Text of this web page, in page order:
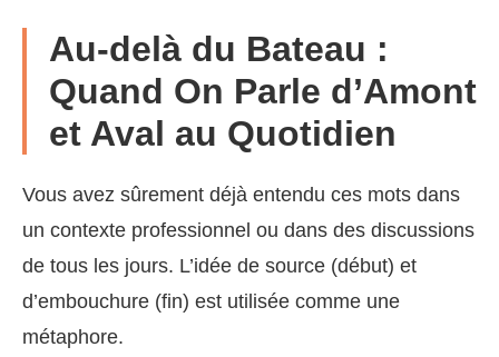
Au-delà du Bateau :
Quand On Parle d’Amont
et Aval au Quotidien
Vous avez sûrement déjà entendu ces mots dans
un contexte professionnel ou dans des discussions
de tous les jours. L’idée de source (début) et
d’embouchure (fin) est utilisée comme une
métaphore.